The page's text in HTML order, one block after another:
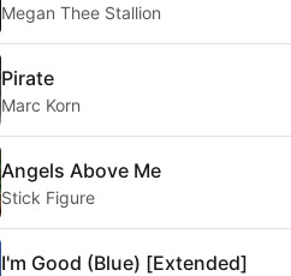
Megan Thee Stallion
Pirate
Marc Korn
Angels Above Me
Stick Figure
I'm Good (Blue) [Extended]